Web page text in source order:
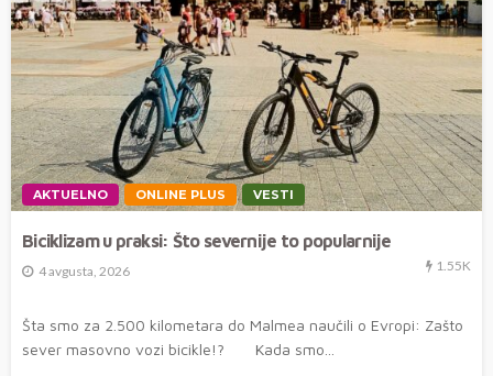
AKTUELNO ONLINE PLUS VESTI
Biciklizam u praksi: Što severnije to popularnije
4 avgusta, 2026 1.55K
Šta smo za 2.500 kilometara do Malmea naučili o Evropi: Zašto
sever masovno vozi bicikle!? Kada smo...